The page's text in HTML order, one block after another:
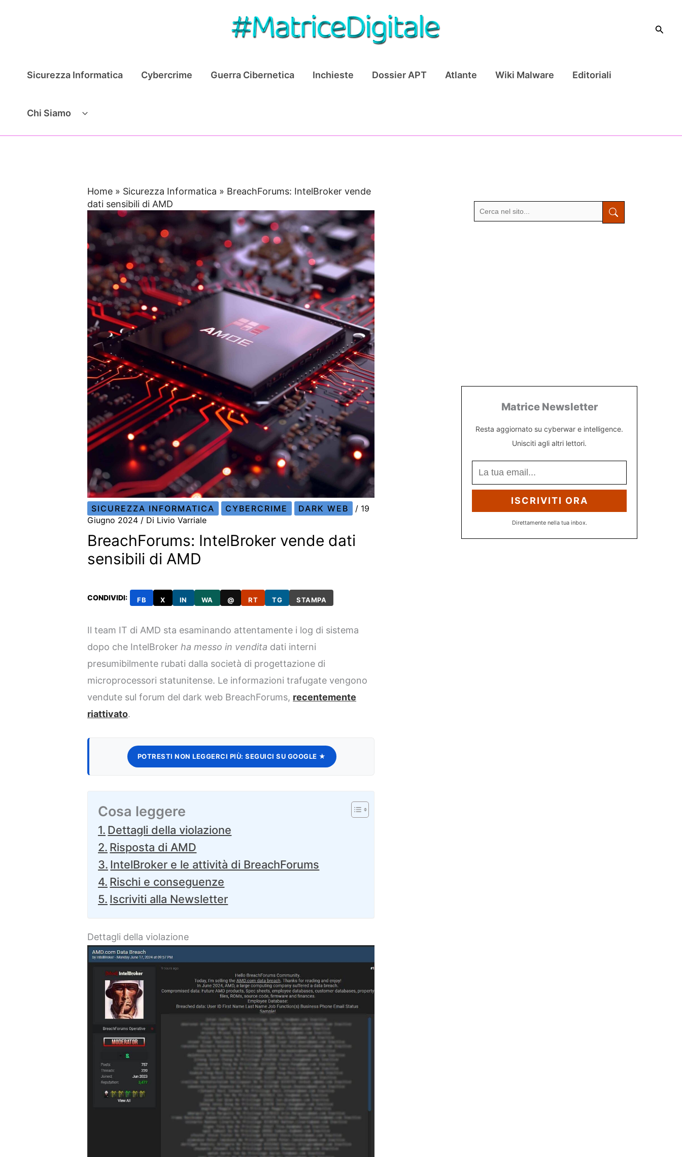
Cerca
Sicurezza Informatica Cybercrime Guerra Cibernetica Inchieste Dossier APT Atlante Wiki Malware Editoriali
Chi Siamo
Home » Sicurezza Informatica » BreachForums: IntelBroker vende
dati sensibili di AMD
SICUREZZA INFORMATICA CYBERCRIME DARK WEB / 19
Giugno 2024 / Di Livio Varriale
BreachForums: IntelBroker vende dati
sensibili di AMD
CONDIVIDI: FB X IN WA @ RT TG STAMPA
Il team IT di AMD sta esaminando attentamente i log di sistema
dopo che IntelBrokerha messo in vendita dati interni
presumibilmente rubati dalla società di progettazione di
microprocessori statunitense. Le informazioni trafugate vengono
vendute sul forum del dark web BreachForums, recentemente
riattivato.
POTRESTI NON LEGGERCI PIÙ: SEGUICI SU GOOGLE ★
Cosa leggere
Dettagli della violazione
Risposta di AMD
IntelBroker e le attività di BreachForums
Rischi e conseguenze
Iscriviti alla Newsletter
Dettagli della violazione
Matrice Newsletter
Resta aggiornato su cyberwar e intelligence.
Unisciti agli altri lettori.
ISCRIVITI ORA
Direttamente nella tua inbox.